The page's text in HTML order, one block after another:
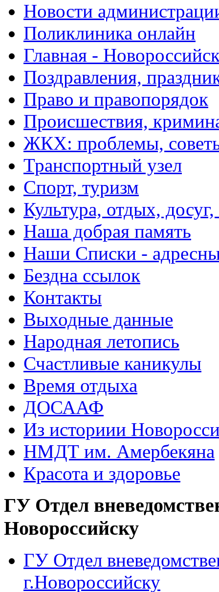
Новости
Поликлиника онлайн
Главная -
Поздравления,
Право и правопорядок
Происшествия,
ЖКХ: проблемы,
Транспортный узел
Спорт, туризм
Культура, отдых,
Наша добрая память
Наши Списки -
Бездна ссылок
Контакты
Выходные данные
Народная летопись
Счастливые каникулы
Время отдыха
ДОСААФ
Из историии
НМДТ им. Амербекяна
Красота и здоровье
ГУ Отдел
Новороссийску
ГУ Отдел
г.Новороссийску